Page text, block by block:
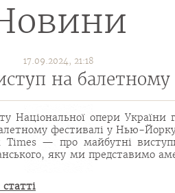
17.09.2024, 21:18
на
Національної опери України
фестивалі у Нью-
Times — про майбутні
яку ми представимо